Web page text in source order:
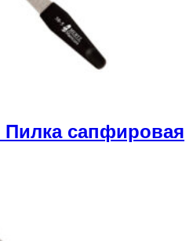
Пилка сапфировая